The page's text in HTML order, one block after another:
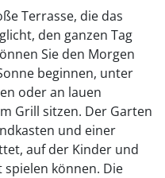
Terrasse, die das
den ganzen Tag
Sie den Morgen
beginnen, unter
oder an lauen
Grill sitzen. Der Garten
und einer
auf der Kinder und
spielen können. Die